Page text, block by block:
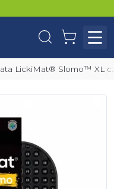
WyszukajKoszyk
Mata LickiMat® Slomo™ XL